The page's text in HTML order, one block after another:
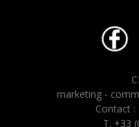
marketing -
Contact :
T. +33